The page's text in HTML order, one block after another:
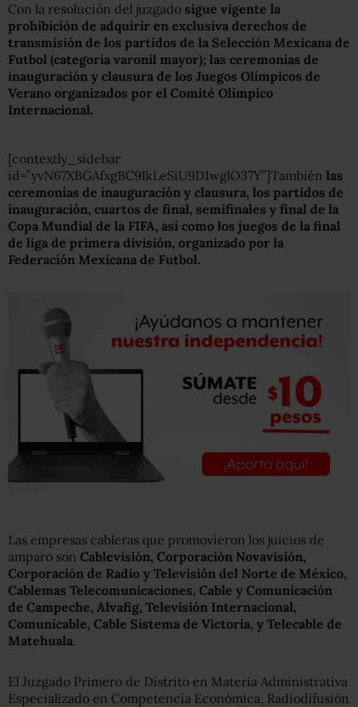
Con la resolución del juzgado sigue vigente la
prohibición de adquirir en exclusiva derechos de
transmisión de los partidos de la Selección Mexicana de
Futbol (categoría varonil mayor); las ceremonias de
inauguración y clausura de los Juegos Olímpicos de
Verano organizados por el Comité Olímpico
Internacional.
[contextly_sidebar
id=”yvN67XBGAfxgBC9IkLeSiU9D1wglO37Y”]También las
ceremonias de inauguración y clausura, los partidos de
inauguración, cuartos de final, semifinales y final de la
Copa Mundial de la FIFA, así como los juegos de la final
de liga de primera división, organizado por la
Federación Mexicana de Futbol.
Las empresas cableras que promovieron los juicios de
amparo son Cablevisión, Corporación Novavisión,
Corporación de Radio y Televisión del Norte de México,
Cablemas Telecomunicaciones, Cable y Comunicación
de Campeche, Alvafig, Televisión Internacional,
Comunicable, Cable Sistema de Victoria, y Telecable de
Matehuala.
El Juzgado Primero de Distrito en Materia Administrativa
Especializado en Competencia Económica, Radiodifusión